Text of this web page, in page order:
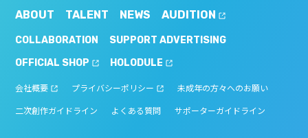
ABOUT TALENT NEWS AUDITION
COLLABORATION
SUPPORT ADVERTISING
OFFICIAL SHOP
HOLODULE
会社概要 プライバシーポリシー 未成年の方々へのお願い
二次創作ガイドライン よくある質問 サポーターガイドライン